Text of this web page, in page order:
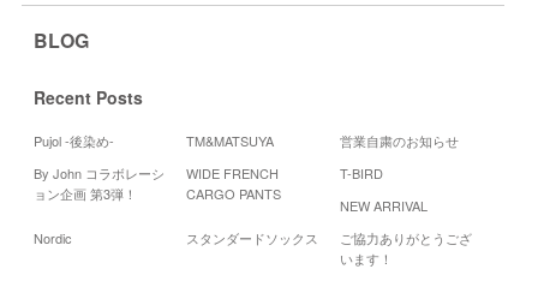
BLOG
Recent Posts
Pujol -後染め- TM&MATSUYA
営業自粛のお知らせ
By John コラボレーシ
ョン企画 第3弾！
WIDE FRENCH
CARGO PANTS
T-BIRD
NEW ARRIVAL
Nordic
スタンダードソックス
ご協力ありがとうござ
います！